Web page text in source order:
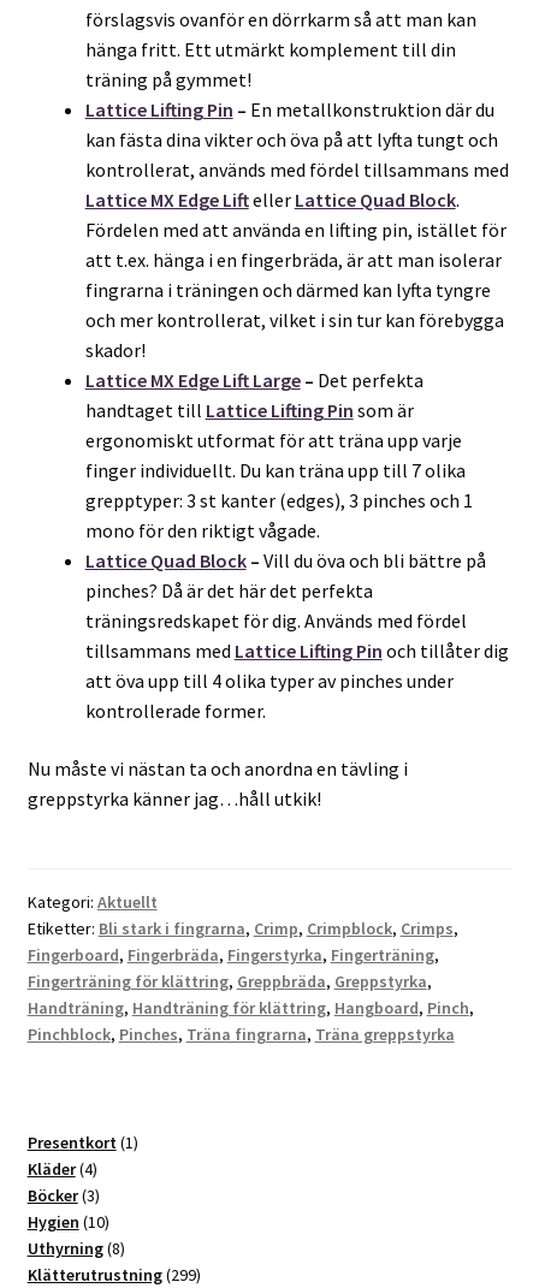
förslagsvis ovanför en dörrkarm så att man kan
hänga fritt. Ett utmärkt komplement till din
träning på gymmet!
Lattice Lifting Pin – En metallkonstruktion där du
kan fästa dina vikter och öva på att lyfta tungt och
kontrollerat, används med fördel tillsammans med
Lattice MX Edge Lifteller Lattice Quad Block.
Fördelen med att använda en lifting pin, istället för
att t.ex. hänga i en fingerbräda, är att man isolerar
fingrarna i träningen och därmed kan lyfta tyngre
och mer kontrollerat, vilket i sin tur kan förebygga
skador!
Lattice MX Edge Lift Large– Det perfekta
handtaget till Lattice Lifting Pin som är
ergonomiskt utformat för att träna upp varje
finger individuellt. Du kan träna upp till 7 olika
grepptyper: 3 st kanter (edges), 3 pinches och 1
mono för den riktigt vågade.
Lattice Quad Block– Vill du öva och bli bättre på
pinches? Då är det här det perfekta
träningsredskapet för dig. Används med fördel
tillsammans med Lattice Lifting Pin och tillåter dig
att öva upp till 4 olika typer av pinches under
kontrollerade former.
Nu måste vi nästan ta och anordna en tävling i
greppstyrka känner jag…håll utkik!
Kategori: Aktuellt
Etiketter: Bli stark i fingrarna, Crimp, Crimpblock, Crimps,
Fingerboard, Fingerbräda, Fingerstyrka, Fingerträning,
Fingerträning för klättring, Greppbräda, Greppstyrka,
Handträning, Handträning för klättring, Hangboard, Pinch,
Pinchblock, Pinches, Träna fingrarna, Träna greppstyrka
Presentkort 11
Kläder 44
produkter
Böcker 33
produkter
Hygien 1010
produkter
Uthyrning 88
produkter
Klätterutrustning 299299